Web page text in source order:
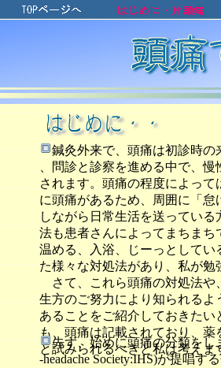
鍼灸外来で、頭痛は初診時
、問診と診察を進める中で、
されます。頭痛の程度によっ
に頭痛があるため、周囲に「
しながら日常生活を送ってい
法も患者さんによってまちま
温める、入浴、じーっとして
た様々な対処法があり、私が
さて、これら頭痛の対処法や
生方のご努力により知られるよ
あることをご紹介しておきた
も、頭痛は記載されており、
と試みられるべきと私は考えま
先ず、始めに頭痛の分類をし
-headache Society:IHS)が提唱